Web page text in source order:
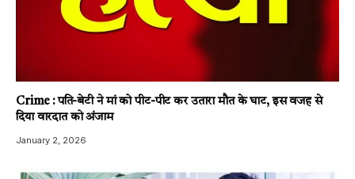
Crime : पति-बेटी ने मां को पीट-पीट कर उतारा मौत के घाट, इस वजह से
दिया वारदात को अंजाम
January 2, 2026